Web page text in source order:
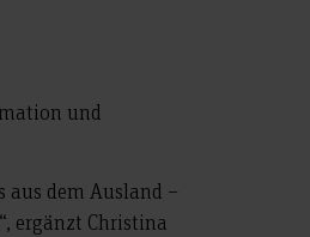
und
aus dem Ausland –
ergänzt Christina